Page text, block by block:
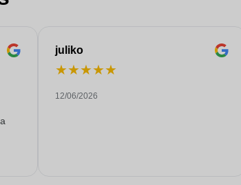
juliko
★★★★★
12/06/2026